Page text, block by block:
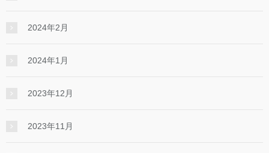
2024年2月
2024年1月
2023年12月
2023年11月